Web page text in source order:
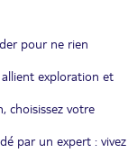
pour ne rien
exploration et
choisissez votre
par un expert : vivez